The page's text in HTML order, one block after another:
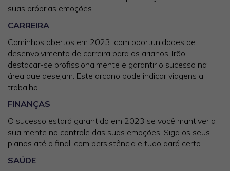
suas próprias emoções.
CARREIRA
Caminhos abertos em 2023, com oportunidades de
desenvolvimento de carreira para os arianos. Irão
destacar-se profissionalmente e garantir o sucesso na
área que desejam. Este arcano pode indicar viagens a
trabalho.
FINANÇAS
O sucesso estará garantido em 2023 se você mantiver a
sua mente no controle das suas emoções. Siga os seus
planos até o final, com persistência e tudo dará certo.
SAÚDE